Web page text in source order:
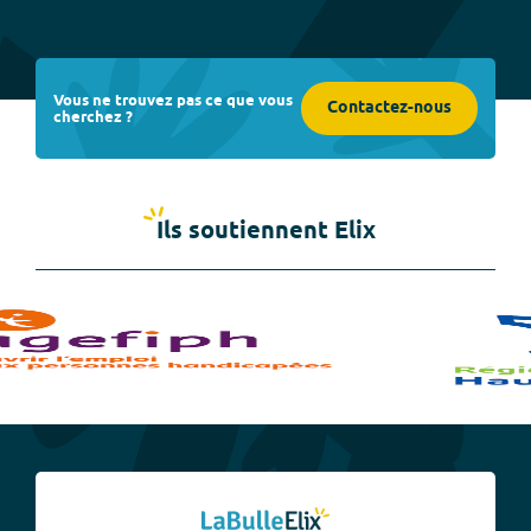
Vous ne trouvez pas ce que vous
cherchez ? Contactez-nous
Ils soutiennent Elix